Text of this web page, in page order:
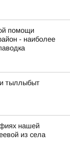
помощи
- наиболее
тыллыбыт
нашей
из села